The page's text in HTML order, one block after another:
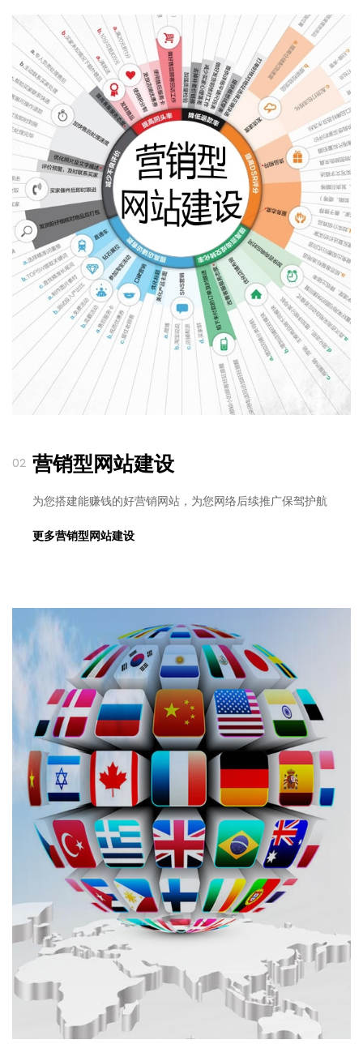
02 营销型网站建设
为您搭建能赚钱的好营销网站，为您网络后续推广保驾护航
更多营销型网站建设